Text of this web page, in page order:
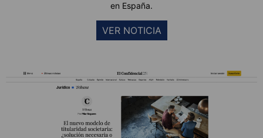
en España.
VER NOTICIA